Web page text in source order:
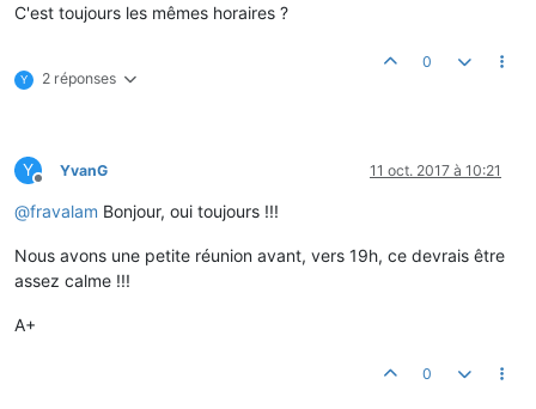
C'est toujours les mêmes horaires ?
Y 2 réponses
0
Y
Hors-ligne
YvanG 11 oct. 2017 à 10:21
@fravalam Bonjour, oui toujours !!!
Nous avons une petite réunion avant, vers 19h, ce devrais être
assez calme !!!
A+
0